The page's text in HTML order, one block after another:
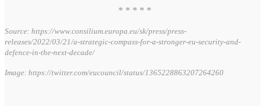
* * * * *
Source: https://www.consilium.europa.eu/sk/press/press-
releases/2022/03/21/a-strategic-compass-for-a-stronger-eu-security-and-
defence-in-the-next-decade/
Image: https://twitter.com/eucouncil/status/1365228863207264260